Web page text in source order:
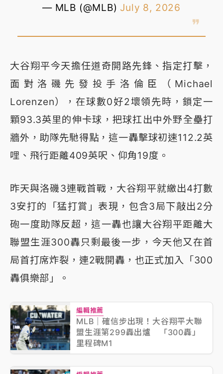
— MLB (@MLB) July 8, 2026
大谷翔平今天擔任道奇開路先鋒、指定打擊，
面對洛磯先發投手洛倫臣（Michael
Lorenzen），在球數0好2壞領先時，鎖定一
顆93.3英里的伸卡球，把球扛出中外野全壘打
牆外，助隊先馳得點，這一轟擊球初速112.2英
哩、飛行距離409英呎、仰角19度。
昨天與洛磯3連戰首戰，大谷翔平就繳出4打數
3安打的「猛打賞」表現，包含3局下敲出2分
砲一度助隊反超，這一轟也讓大谷翔平距離大
聯盟生涯300轟只剩最後一步，今天他又在首
局首打席炸裂，連2戰開轟，也正式加入「300
轟俱樂部」。
編輯推薦
MLB｜確信步出現！大谷翔平大聯
盟生涯第299轟出爐 「300轟」
里程碑M1